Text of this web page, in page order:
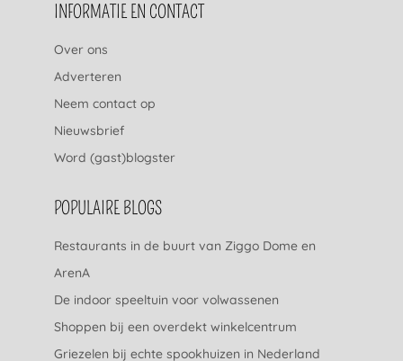
INFORMATIE EN CONTACT
Over ons
Adverteren
Neem contact op
Nieuwsbrief
Word (gast)blogster
POPULAIRE BLOGS
Restaurants in de buurt van Ziggo Dome en
ArenA
De indoor speeltuin voor volwassenen
Shoppen bij een overdekt winkelcentrum
Griezelen bij echte spookhuizen in Nederland